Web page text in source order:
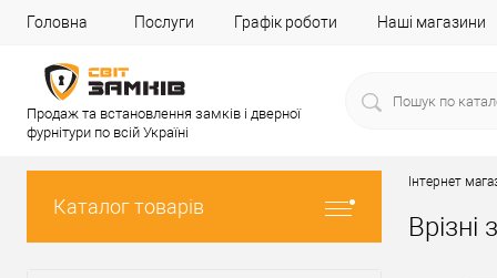
Головна Послуги Графік роботи Наші магазини
Продаж та встановлення замків і дверної
фурнітури по всій Україні
Каталог товарів
Інтернет
Врізні